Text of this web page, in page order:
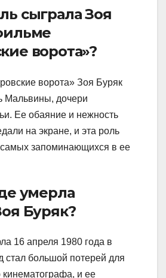
сыграла Зоя
ворота»?
ворота» Зоя Буряк
Мальвины, дочери
Ее обаяние и нежность
на экране, и эта роль
самых запоминающихся в ее
умерла
Буряк?
16 апреля 1980 года в
стал большой потерей для
кинематографа, и ее